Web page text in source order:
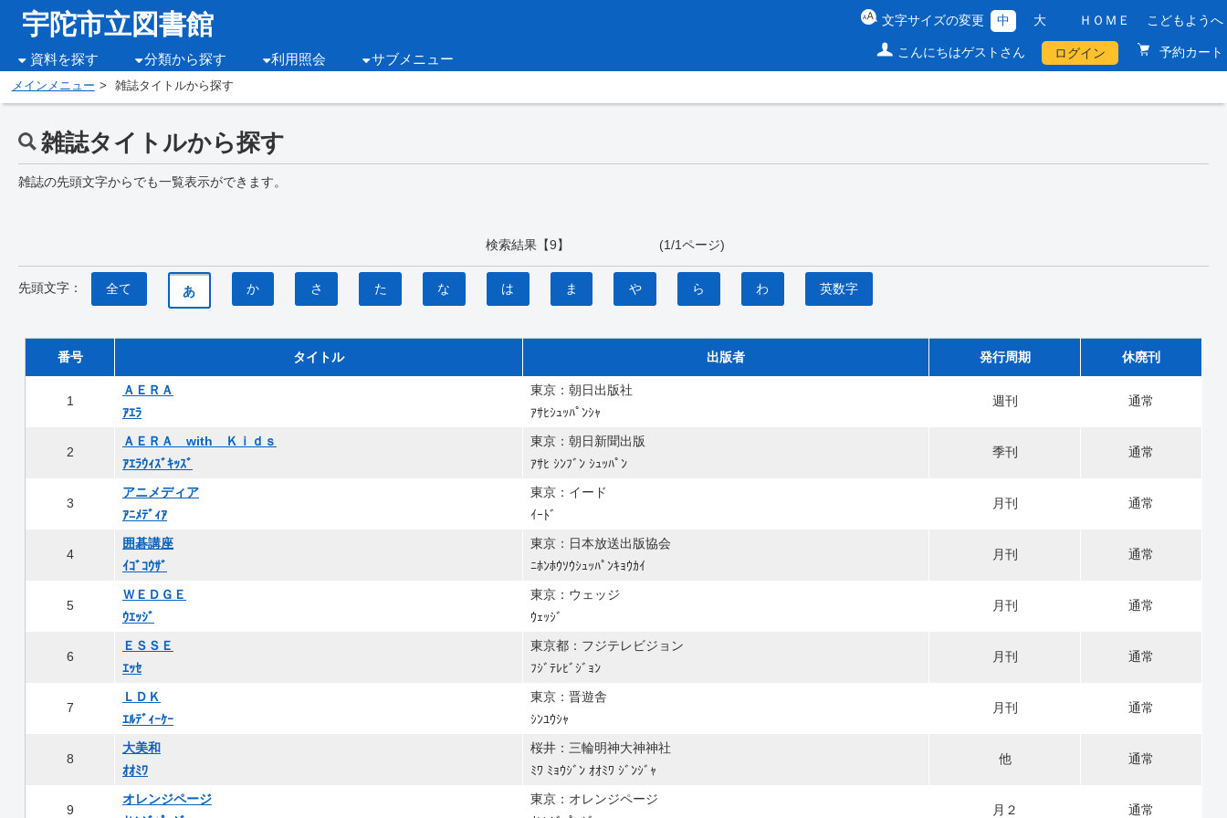
宇陀市立図書館
資料を探す 分類から探す 利用照会 サブメニュー
文字サイズの変更 中 大 ＨＯＭＥ こどもようへ
こんにちはゲストさん ログイン 予約カート
メインメニュー 雑誌タイトルから探す
雑誌タイトルから探す
雑誌の先頭文字からでも一覧表示ができます。
検索結果【9】 (1/1ページ)
先頭文字： 全て あ か さ た な は ま や ら わ 英数字
番号 タイトル 出版者 発行周期 休廃刊
1
ＡＥＲＡ
ｱｴﾗ
東京：朝日出版社
ｱｻﾋｼｭｯﾊﾟﾝｼｬ
週刊 通常
2
ＡＥＲＡ with Ｋｉｄｓ
ｱｴﾗｳｨｽﾞｷｯｽﾞ
東京：朝日新聞出版
ｱｻﾋ ｼﾝﾌﾞﾝ ｼｭｯﾊﾟﾝ
季刊 通常
3
アニメディア
ｱﾆﾒﾃﾞｨｱ
東京：イード
ｲｰﾄﾞ
月刊 通常
4
囲碁講座
ｲｺﾞｺｳｻﾞ
東京：日本放送出版協会
ﾆﾎﾝﾎｳｿｳｼｭｯﾊﾟﾝｷｮｳｶｲ
月刊 通常
5
ＷＥＤＧＥ
ｳｴｯｼﾞ
東京：ウェッジ
ｳｪｯｼﾞ
月刊 通常
6
ＥＳＳＥ
ｴｯｾ
東京都：フジテレビジョン
ﾌｼﾞﾃﾚﾋﾞｼﾞｮﾝ
月刊 通常
7
ＬＤＫ
ｴﾙﾃﾞｨｰｹｰ
東京：晋遊舎
ｼﾝﾕｳｼｬ
月刊 通常
8
大美和
ｵｵﾐﾜ
桜井：三輪明神大神神社
ﾐﾜ ﾐｮｳｼﾞﾝ ｵｵﾐﾜ ｼﾞﾝｼﾞｬ
他 通常
9
オレンジページ
東京：オレンジページ
月２ 通常